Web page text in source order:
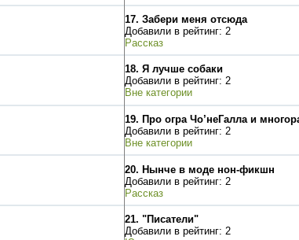
17. Забери меня отсюда
Добавили в рейтинг: 2
Рассказ
18. Я лучше собаки
Добавили в рейтинг: 2
Вне категории
19. Про огра Чо’неГалла и
Добавили в рейтинг: 2
Вне категории
20. Нынче в моде нон-фикшн
Добавили в рейтинг: 2
Рассказ
21. "Писатели"
Добавили в рейтинг: 2